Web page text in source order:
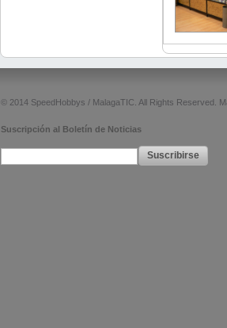
© 2014 SpeedHobbys / MalagaTIC. All Rights Reserved.
Suscripción al Boletín de Noticias
Suscribirse